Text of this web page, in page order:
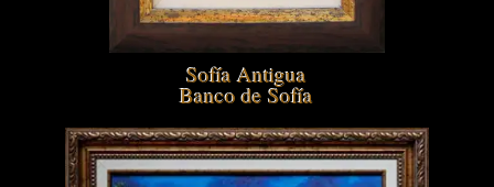
Sofía Antigua
Banco de Sofía